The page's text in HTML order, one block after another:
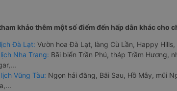
khảo thêm một số điểm đến hấp dẫn khác cho
Đà Lạt: Vườn hoa Đà Lạt, làng Cù Lần, Happy
Nha Trang: Bãi biển Trần Phú, tháp Trầm Hương,
Vũng Tàu: Ngọn hải đăng, Bãi Sau, Hồ Mây, mũi